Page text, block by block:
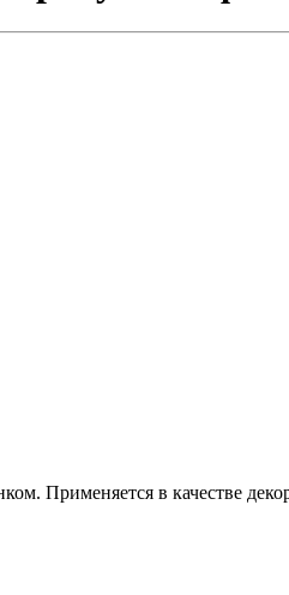
Применяется в качестве